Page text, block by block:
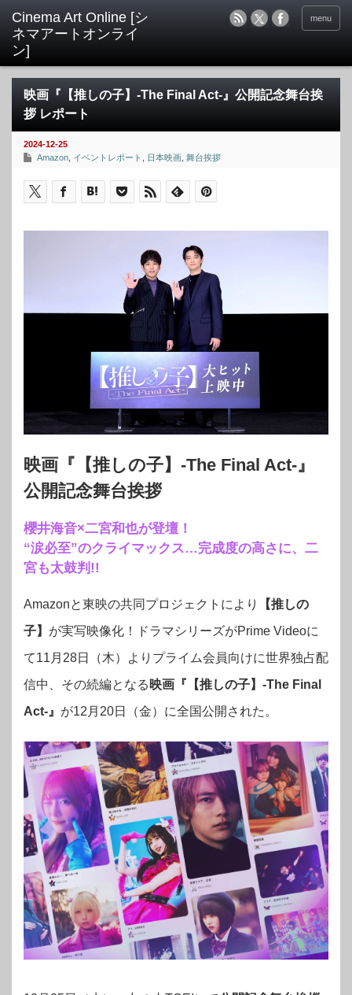
menu
映画『【推しの子】-The Final Act-』公開記念舞台挨
拶 レポート
2024-12-25
Amazon イベントレポート 日本映画 舞台挨拶
映画『【推しの子】-The Final Act-』
公開記念舞台挨拶
櫻井海音×二宮和也が登壇！
“涙必至”のクライマックス…完成度の高さに、二
宮も太鼓判!!
Amazonと東映の共同プロジェクトにより
【推しの
子】 が実写映像化！
ドラマシリーズがPrime Videoに
て11月28日（木）よりプライム会員向けに世界独占配
信中、その続編となる 映画『【推しの子】-The Final
Act-』 が12月20日（金）に全国公開された 。